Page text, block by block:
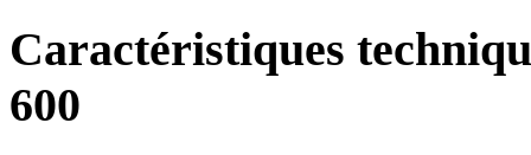
Caractéristiques
600